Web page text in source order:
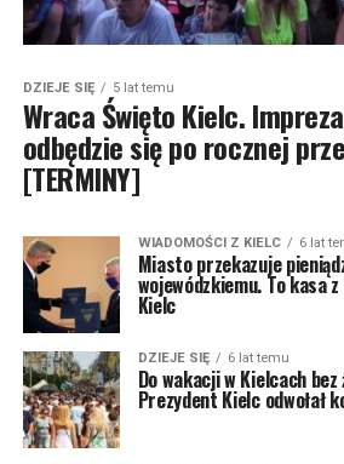
DZIEJE SIĘ 5 lat temu
Wraca Święto Kielc. Impreza
odbędzie się po rocznej
[TERMINY]
WIADOMOŚCI Z KIELC 6 lat
Miasto przekazuje
wojewódzkiemu. To kasa
Kielc
DZIEJE SIĘ 6 lat temu
Do wakacji w Kielcach
Prezydent Kielc odwołał